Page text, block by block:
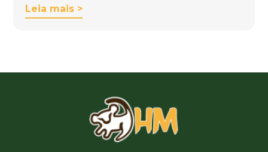
Leia mais >